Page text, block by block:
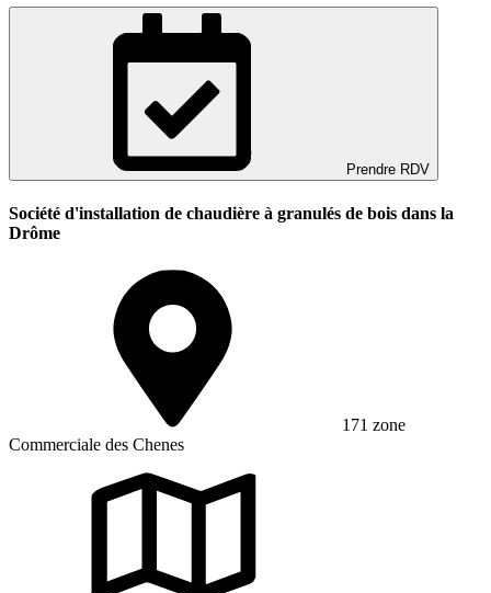
Prendre RDV
Société d'installation de chaudière à granulés de bois dans la
Drôme
171 zone
Commerciale des Chenes